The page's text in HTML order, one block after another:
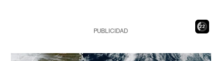
21
PUBLICIDAD